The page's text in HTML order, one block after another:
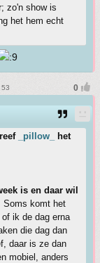
zo'n show is
het hem echt
53
_pillow_
het
is en daar wil
Soms komt het
ik de dag erna
die dag dan
daar is ze dan
mobiel, anders